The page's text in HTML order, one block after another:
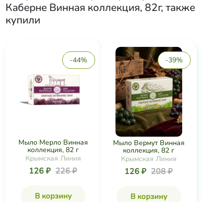
Каберне Винная коллекция, 82г, также
купили
-44%
Мыло Мерло Винная
коллекция, 82 г
Крымская Линия
126 ₽ 226 ₽
В корзину
-39%
Мыло Вермут Винная
коллекция, 82 г
Крымская Линия
126 ₽ 208 ₽
В корзину